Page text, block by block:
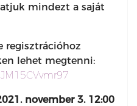
mindezt a saját
regisztrációhoz
lehet megtenni:
november 3. 12:00